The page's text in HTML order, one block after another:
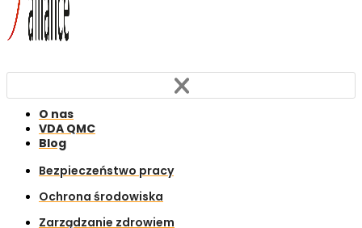
O nas
VDA QMC
Blog
Bezpieczeństwo pracy
Ochrona środowiska
Zarządzanie zdrowiem